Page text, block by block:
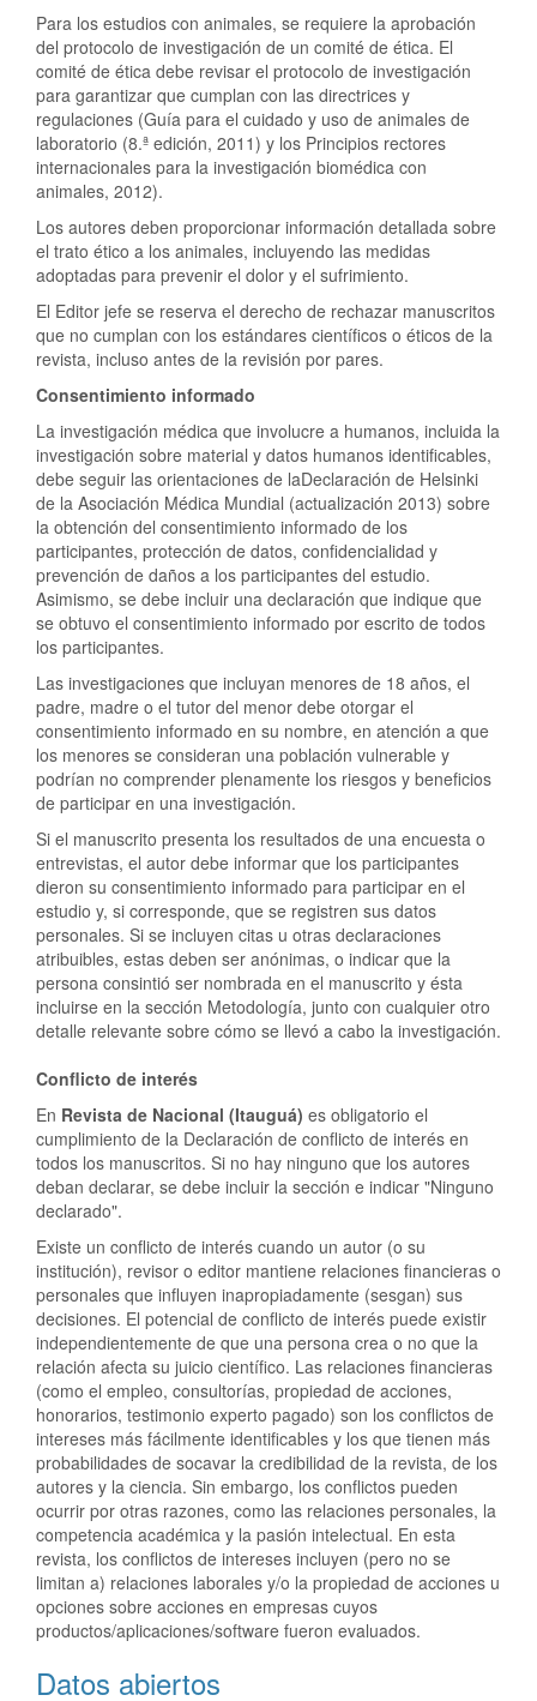
Para los estudios con animales, se requiere la aprobación
del protocolo de investigación de un comité de ética. El
comité de ética debe revisar el protocolo de investigación
para garantizar que cumplan con las directrices y
regulaciones (Guía para el cuidado y uso de animales de
laboratorio (8.ª edición, 2011) y los Principios rectores
internacionales para la investigación biomédica con
animales, 2012).
Los autores deben proporcionar información detallada sobre
el trato ético a los animales, incluyendo las medidas
adoptadas para prevenir el dolor y el sufrimiento.
El Editor jefe se reserva el derecho de rechazar manuscritos
que no cumplan con los estándares científicos o éticos de la
revista, incluso antes de la revisión por pares.
Consentimiento informado
La investigación médica que involucre a humanos, incluida la
investigación sobre material y datos humanos identificables,
debe seguir las orientaciones de laDeclaración de Helsinki
de la Asociación Médica Mundial (actualización 2013) sobre
la obtención del consentimiento informado de los
participantes, protección de datos, confidencialidad y
prevención de daños a los participantes del estudio.
Asimismo, se debe incluir una declaración que indique que
se obtuvo el consentimiento informado por escrito de todos
los participantes.
Las investigaciones que incluyan menores de 18 años, el
padre, madre o el tutor del menor debe otorgar el
consentimiento informado en su nombre, en atención a que
los menores se consideran una población vulnerable y
podrían no comprender plenamente los riesgos y beneficios
de participar en una investigación.
Si el manuscrito presenta los resultados de una encuesta o
entrevistas, el autor debe informar que los participantes
dieron su consentimiento informado para participar en el
estudio y, si corresponde, que se registren sus datos
personales. Si se incluyen citas u otras declaraciones
atribuibles, estas deben ser anónimas, o indicar que la
persona consintió ser nombrada en el manuscrito y ésta
incluirse en la sección Metodología, junto con cualquier otro
detalle relevante sobre cómo se llevó a cabo la investigación.
Conflicto de interés
En Revista de Nacional (Itauguá) es obligatorio el
cumplimiento de la Declaración de conflicto de interés en
todos los manuscritos. Si no hay ninguno que los autores
deban declarar, se debe incluir la sección e indicar "Ninguno
declarado".
Existe un conflicto de interés cuando un autor (o su
institución), revisor o editor mantiene relaciones financieras o
personales que influyen inapropiadamente (sesgan) sus
decisiones. El potencial de conflicto de interés puede existir
independientemente de que una persona crea o no que la
relación afecta su juicio científico. Las relaciones financieras
(como el empleo, consultorías, propiedad de acciones,
honorarios, testimonio experto pagado) son los conflictos de
intereses más fácilmente identificables y los que tienen más
probabilidades de socavar la credibilidad de la revista, de los
autores y la ciencia. Sin embargo, los conflictos pueden
ocurrir por otras razones, como las relaciones personales, la
competencia académica y la pasión intelectual. En esta
revista, los conflictos de intereses incluyen (pero no se
limitan a) relaciones laborales y/o la propiedad de acciones u
opciones sobre acciones en empresas cuyos
productos/aplicaciones/software fueron evaluados.
Datos abiertos